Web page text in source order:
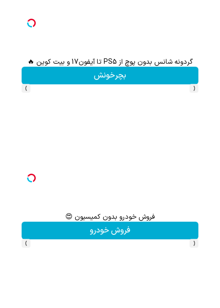
گردونه شانس بدون پوچ از PS5 تا آیفون17 و بیت کوین 🔥
بچرخونش
‹
›
فروش خودرو بدون کمیسیون 😍
فروش خودرو
‹
›